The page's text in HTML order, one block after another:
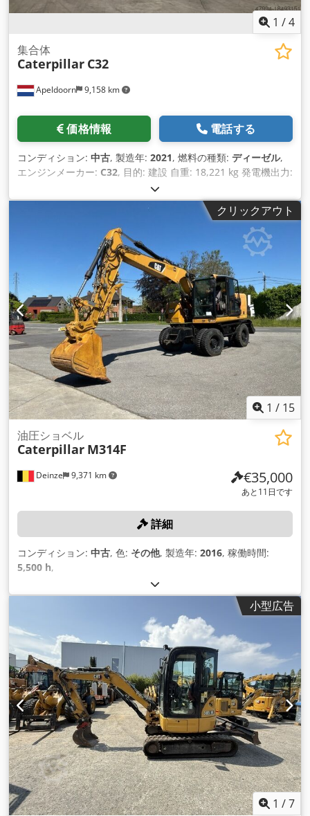
1 /4
Apeldoorn 9,158 km
集合体
Caterpillar C32
価格情報 電話する
コンディション: 中古, 製造年: 2021, 燃料の種類: ディーゼル,
エンジンメーカー: C32, 目的: 建設 自重: 18,221 kg 発電機出力:
1,100 kVA 輸送寸法（長さ x 幅 x 高さ）：20フィートHCコン
テナ 詳細については営業部までお問い合わせください。
Csdpfxovyn A Uo Adqjrf オランダで85年以上の販売経験。 お
客様のニーズに合わせた個別のソリューションをお探しの専門
家チーム。 1000 時間または 1 年間の保証: 最適なセキュリテ
ィ。 24時間365日ご利用いただけます。 迅速なサービス。 在
庫豊富で即納可能です。
クリックアウト
1 / 15
Deinze 9,371 km
油圧ショベル
Caterpillar M314F
€35,000
あと11日です
詳細
コンディション: 中古, 色: その他, 製造年: 2016, 稼働時間:
5,500 h,
小型広告
1 /7